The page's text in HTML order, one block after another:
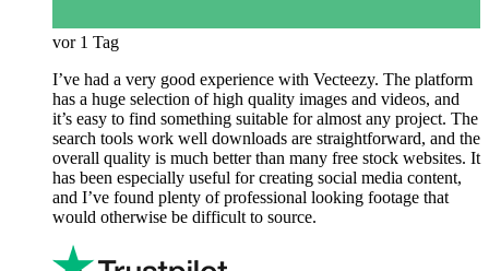
vor 1 Tag
I’ve had a very good experience with Vecteezy. The platform
has a huge selection of high quality images and videos, and
it’s easy to find something suitable for almost any project. The
search tools work well downloads are straightforward, and the
overall quality is much better than many free stock websites. It
has been especially useful for creating social media content,
and I’ve found plenty of professional looking footage that
would otherwise be difficult to source.